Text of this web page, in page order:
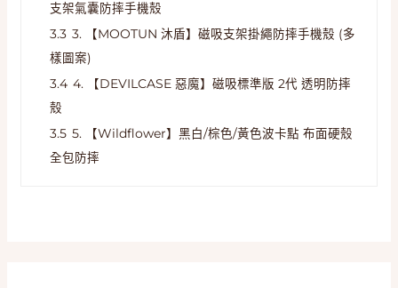
支架氣囊防摔手機殼
3.3 3. 【MOOTUN 沐盾】磁吸支架掛繩防摔手機殼 (多
樣圖案)
3.4 4. 【DEVILCASE 惡魔】磁吸標準版 2代 透明防摔
殼
3.5 5. 【Wildflower】黑白/棕色/黃色波卡點 布面硬殼
全包防摔